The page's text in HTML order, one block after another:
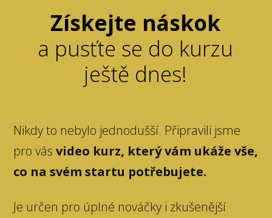
Získejte náskok
a pusťte se do kurzu
ještě dnes!
Nikdy to nebylo jednodušší. Připravili jsme
pro vásvideo kurz, který vám ukáže vše,
co na svém startu potřebujete.
Je určen pro úplné nováčky i zkušenější